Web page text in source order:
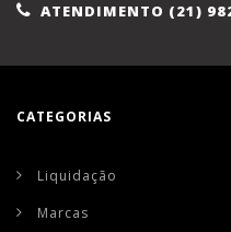
ATENDIMENTO (21)
CATEGORIAS
Liquidação
Marcas